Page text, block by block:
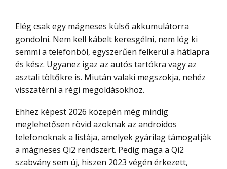
Elég csak egy mágneses külső akkumulátorra
gondolni. Nem kell kábelt keresgélni, nem lóg ki
semmi a telefonból, egyszerűen felkerül a hátlapra
és kész. Ugyanez igaz az autós tartókra vagy az
asztali töltőkre is. Miután valaki megszokja, nehéz
visszatérni a régi megoldásokhoz.
Ehhez képest 2026 közepén még mindig
meglehetősen rövid azoknak az androidos
telefonoknak a listája, amelyek gyárilag támogatják
a mágneses Qi2 rendszert. Pedig maga a Qi2
szabvány sem új, hiszen 2023 végén érkezett,